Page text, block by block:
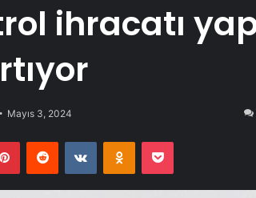
ihracatı
Mayıs 3, 2024
PinterestReddit VKontakteOdnoklassniki
Pocket